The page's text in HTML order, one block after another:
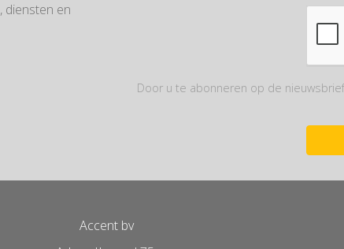
diensten en
Door u te abonneren op de
Accent bv